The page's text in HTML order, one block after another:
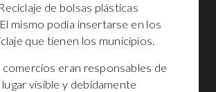
de bolsas plásticas
mismo podía insertarse en los
que tienen los municipios.
eran responsables de
visible y debidamente